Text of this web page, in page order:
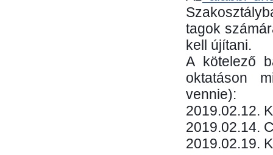
tagok
kell újítani.
​A kötelező
oktatáson
vennie):
​2019.02.12.
2019.02.14.
2019.02.19.